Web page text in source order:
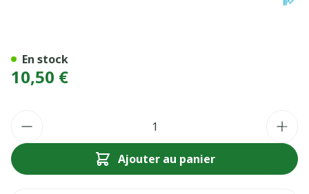
10,50 €
Ajouter au panier
En stock